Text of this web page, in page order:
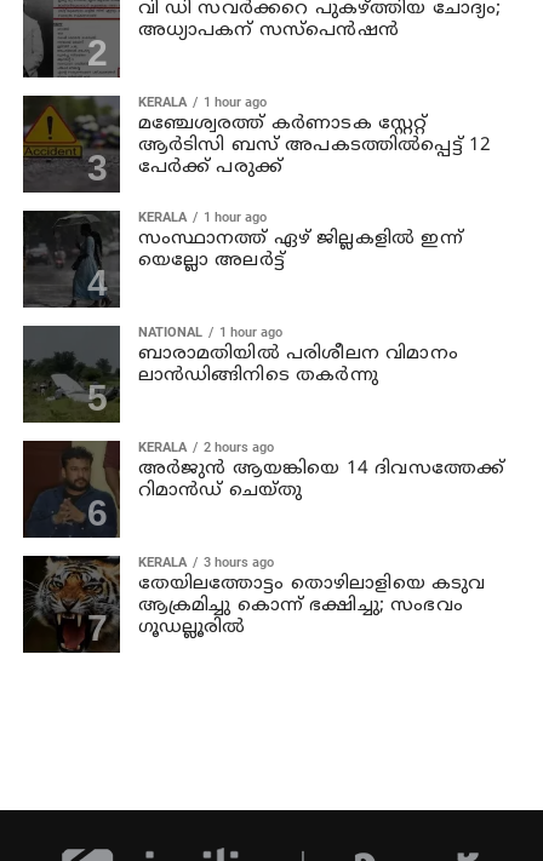
വി ഡി സവര്‍ക്കറെ പുകഴ്ത്തിയ ചോദ്യം;
അധ്യാപകന് സസ്പെന്‍ഷന്‍
KERALA 1 hour ago
മഞ്ചേശ്വരത്ത് കര്‍ണാടക സ്റ്റേറ്റ്
ആര്‍ടിസി ബസ് അപകടത്തില്‍പ്പെട്ട് 12
പേര്‍ക്ക് പരുക്ക്
KERALA 1 hour ago
സംസ്ഥാനത്ത് ഏഴ് ജില്ലകളില്‍ ഇന്ന്
യെല്ലോ അലര്‍ട്ട്
NATIONAL 1 hour ago
ബാരാമതിയില്‍ പരിശീലന വിമാനം
ലാന്‍ഡിങ്ങിനിടെ തകര്‍ന്നു
KERALA 2 hours ago
അര്‍ജുന്‍ ആയങ്കിയെ 14 ദിവസത്തേക്ക്
റിമാൻഡ് ചെയ്തു
KERALA 3 hours ago
തേയിലത്തോട്ടം തൊഴിലാളിയെ കടുവ
ആക്രമിച്ചു കൊന്ന് ഭക്ഷിച്ചു; സംഭവം
ഗൂഡല്ലൂരില്‍